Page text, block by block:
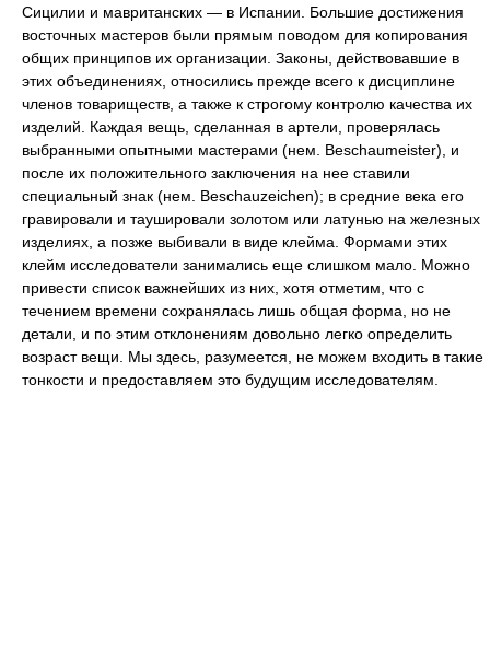
Сицилии и мавританских — в Испании. Большие достижения
восточных мастеров были прямым поводом для копирования
общих принципов их организации. Законы, действовавшие в
этих объединениях, относились прежде всего к дисциплине
членов товариществ, а также к строгому контролю качества их
изделий. Каждая вещь, сделанная в артели, проверялась
выбранными опытными мастерами (нем. Beschaumeister), и
после их положительного заключения на нее ставили
специальный знак (нем. Beschauzeichen); в средние века его
гравировали и таушировали золотом или латунью на железных
изделиях, а позже выбивали в виде клейма. Формами этих
клейм исследователи занимались еще слишком мало. Можно
привести список важнейших из них, хотя отметим, что с
течением времени сохранялась лишь общая форма, но не
детали, и по этим отклонениям довольно легко определить
возраст вещи. Мы здесь, разумеется, не можем входить в такие
тонкости и предоставляем это будущим исследователям.